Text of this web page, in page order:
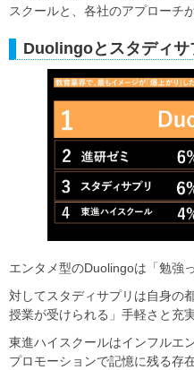
スクールと、各社のアプローチ
Duolingoとスタディサ
エンタメ型のDuolingoは「勉強
対してスタディサプリは自身の
授業が受けられる」手軽さと充
東進ハイスクールはインフルエ
プロモーションで記憶に残る存